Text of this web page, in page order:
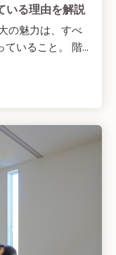
いる理由を解説
の魅力は、すべ
いること。 階...